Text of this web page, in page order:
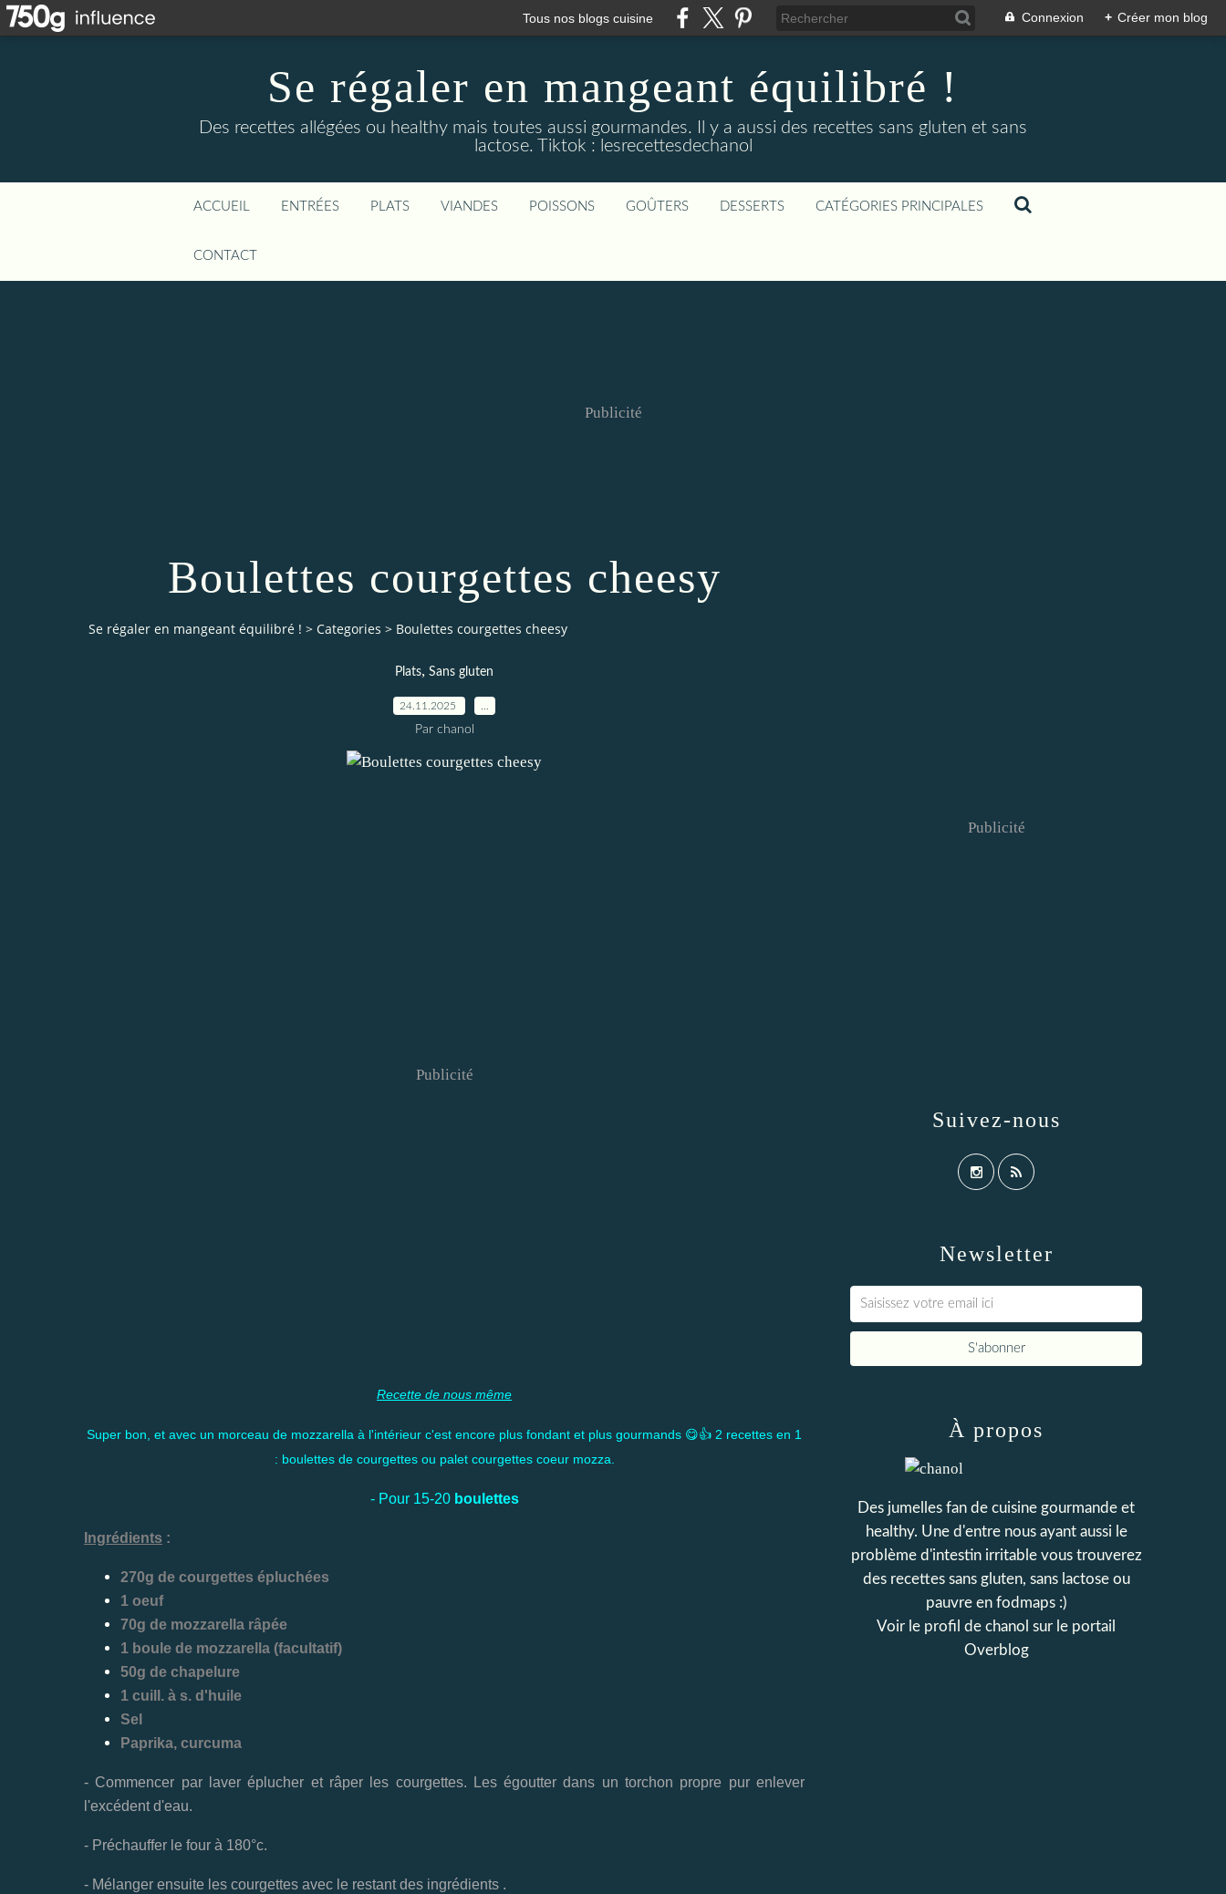
Tous nos blogs cuisine Connexion + Créer mon blog
Se régaler en mangeant équilibré !
Des recettes allégées ou healthy mais toutes aussi gourmandes. Il y a aussi des recettes sans gluten et sans
lactose. Tiktok : lesrecettesdechanol
ACCUEIL ENTRÉES PLATS VIANDES POISSONS GOÛTERS DESSERTS CATÉGORIES PRINCIPALES
CONTACT
Publicité
Boulettes courgettes cheesy
Se régaler en mangeant équilibré ! > Categories > Boulettes courgettes cheesy
Plats, Sans gluten
24.11.2025
Par chanol
Publicité
Recette de nous même
Super bon, et avec un morceau de mozzarella à l'intérieur c'est encore plus fondant et plus gourmands 😋👍 2 recettes en 1
: boulettes de courgettes ou palet courgettes coeur mozza.
- Pour 15-20boulettes
Ingrédients :
270g de courgettes épluchées
1 oeuf
70g de mozzarella râpée
1 boule de mozzarella (facultatif)
50g de chapelure
1 cuill. à s. d'huile
Sel
Paprika, curcuma
- Commencer par laver éplucher et râper les courgettes. Les égoutter dans un torchon propre pur enlever
l'excédent d'eau.
- Préchauffer le four à 180°c.
- Mélanger ensuite les courgettes avec le restant des ingrédients .
Newsletter
Publicité
Suivez-nous
À propos
Des jumelles fan de cuisine gourmande et
healthy. Une d'entre nous ayant aussi le
problème d'intestin irritable vous trouverez
des recettes sans gluten, sans lactose ou
pauvre en fodmaps :)
Voir le profil de chanol sur le portail
Overblog